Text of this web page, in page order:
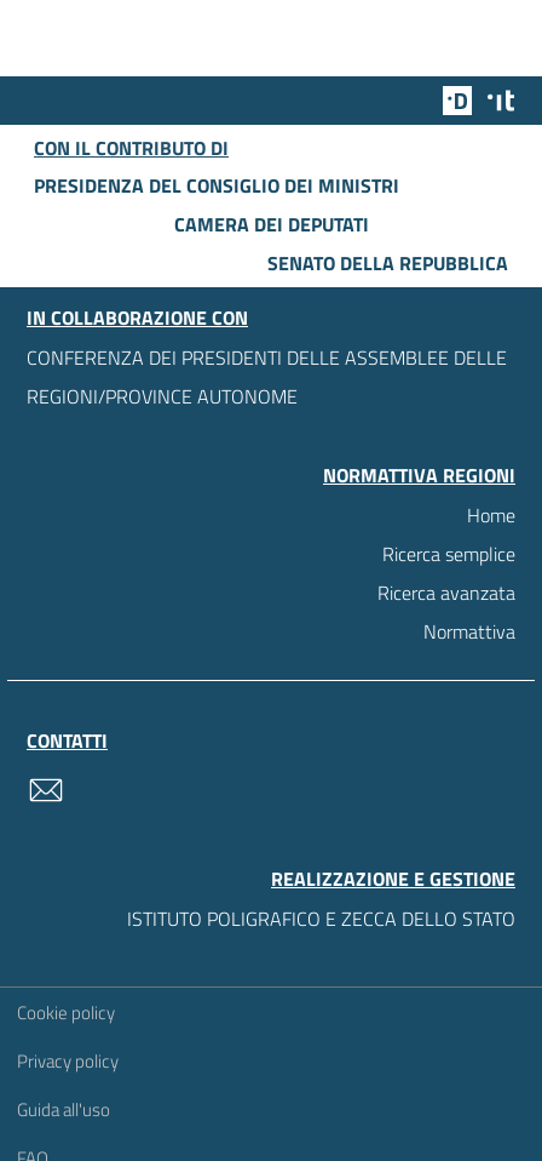
Team
CON IL CONTRIBUTO DI
PRESIDENZA DEL CONSIGLIO DEI MINISTRI
CAMERA DEI DEPUTATI
SENATO DELLA REPUBBLICA
IN COLLABORAZIONE CON
CONFERENZA DEI PRESIDENTI DELLE ASSEMBLEE DELLE
REGIONI/PROVINCE AUTONOME
NORMATTIVA REGIONI
Home
Ricerca semplice
Ricerca avanzata
Normattiva
CONTATTI
REALIZZAZIONE E GESTIONE
ISTITUTO POLIGRAFICO E ZECCA DELLO STATO
Sezione Link Utili
Cookie policy
Privacy policy
Guida all'uso